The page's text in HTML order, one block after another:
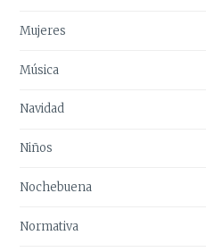
Mujeres
Música
Navidad
Niños
Nochebuena
Normativa